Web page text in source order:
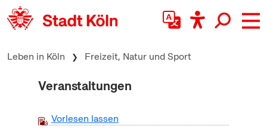
zum Inhalt springen
Leben in Köln Freizeit, Natur und Sport
Veranstaltungen
Vorlesen lassen